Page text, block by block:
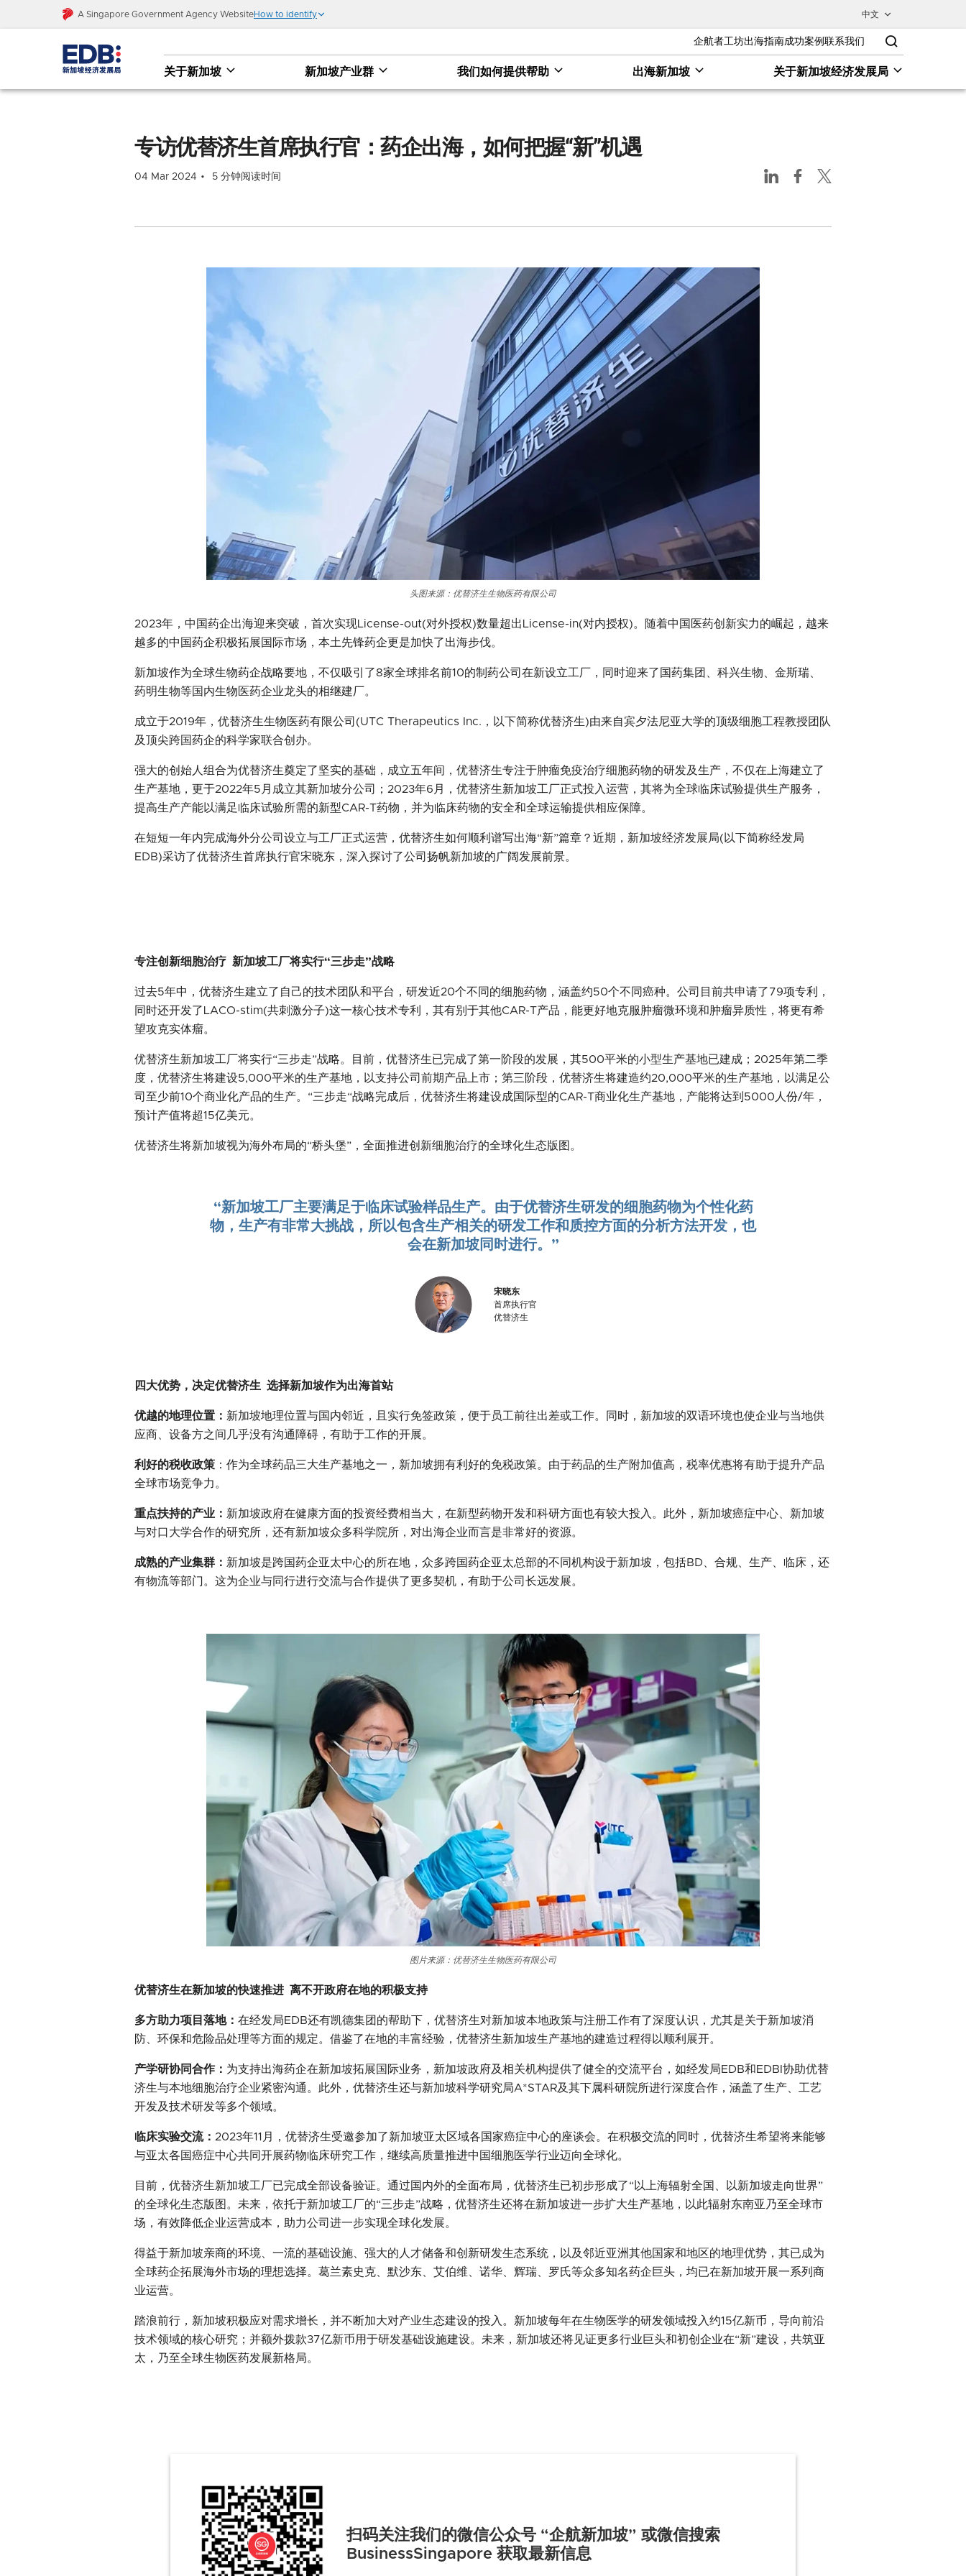
A Singapore Government Agency WebsiteHow to identify 中文
企航者工坊出海指南成功案例 联系我们
关于新加坡 新加坡产业群 我们如何提供帮助 出海新加坡 关于新加坡经济发展局
专访优替济生首席执行官：药企出海，如何把握“新”机遇
专访优替济生首席执行官：药企出海，如何把握“新”机遇
04 Mar 2024 5 分钟阅读时间
头图来源：优替济生生物医药有限公司
2023年，中国药企出海迎来突破，首次实现License-out(对外授权)数量超出License-in(对内授权)。随着中国医药创新实力的崛起，越来
越多的中国药企积极拓展国际市场，本土先锋药企更是加快了出海步伐。
新加坡作为全球生物药企战略要地，不仅吸引了8家全球排名前10的制药公司在新设立工厂，同时迎来了国药集团、科兴生物、金斯瑞、
药明生物等国内生物医药企业龙头的相继建厂。
成立于2019年，优替济生生物医药有限公司(UTC Therapeutics Inc.，以下简称优替济生)由来自宾夕法尼亚大学的顶级细胞工程教授团队
及顶尖跨国药企的科学家联合创办。
强大的创始人组合为优替济生奠定了坚实的基础，成立五年间，优替济生专注于肿瘤免疫治疗细胞药物的研发及生产，不仅在上海建立了
生产基地，更于2022年5月成立其新加坡分公司；2023年6月，优替济生新加坡工厂正式投入运营，其将为全球临床试验提供生产服务，
提高生产产能以满足临床试验所需的新型CAR-T药物，并为临床药物的安全和全球运输提供相应保障。
在短短一年内完成海外分公司设立与工厂正式运营，优替济生如何顺利谱写出海“新”篇章？近期，新加坡经济发展局(以下简称经发局
EDB)采访了优替济生首席执行官宋晓东，深入探讨了公司扬帆新加坡的广阔发展前景。
专注创新细胞治疗 新加坡工厂将实行“三步走”战略
过去5年中，优替济生建立了自己的技术团队和平台，研发近20个不同的细胞药物，涵盖约50个不同癌种。公司目前共申请了79项专利，
同时还开发了LACO-stim(共刺激分子)这一核心技术专利，其有别于其他CAR-T产品，能更好地克服肿瘤微环境和肿瘤异质性，将更有希
望攻克实体瘤。
优替济生新加坡工厂将实行“三步走”战略。目前，优替济生已完成了第一阶段的发展，其500平米的小型生产基地已建成；2025年第二季
度，优替济生将建设5,000平米的生产基地，以支持公司前期产品上市；第三阶段，优替济生将建造约20,000平米的生产基地，以满足公
司至少前10个商业化产品的生产。“三步走“战略完成后，优替济生将建设成国际型的CAR-T商业化生产基地，产能将达到5000人份/年，
预计产值将超15亿美元。
优替济生将新加坡视为海外布局的“桥头堡”，全面推进创新细胞治疗的全球化生态版图。
“新加坡工厂主要满足于临床试验样品生产。由于优替济生研发的细胞药物为个性化药
物，生产有非常大挑战，所以包含生产相关的研发工作和质控方面的分析方法开发，也
会在新加坡同时进行。”
宋晓东
首席执行官
优替济生
四大优势，决定优替济生 选择新加坡作为出海首站
优越的地理位置： 新加坡地理位置与国内邻近，且实行免签政策，便于员工前往出差或工作。同时，新加坡的双语环境也使企业与当地供
应商、设备方之间几乎没有沟通障碍，有助于工作的开展。
利好的税收政策 ：作为全球药品三大生产基地之一，新加坡拥有利好的免税政策。由于药品的生产附加值高，税率优惠将有助于提升产品
全球市场竞争力。
重点扶持的产业： 新加坡政府在健康方面的投资经费相当大，在新型药物开发和科研方面也有较大投入。此外，新加坡癌症中心、新加坡
与对口大学合作的研究所，还有新加坡众多科学院所，对出海企业而言是非常好的资源。
成熟的产业集群： 新加坡是跨国药企亚太中心的所在地，众多跨国药企亚太总部的不同机构设于新加坡，包括BD、合规、生产、临床，还
有物流等部门。这为企业与同行进行交流与合作提供了更多契机，有助于公司长远发展。
图片来源：优替济生生物医药有限公司
优替济生在新加坡的快速推进 离不开政府在地的积极支持
多方助力项目落地： 在经发局EDB还有凯德集团的帮助下，优替济生对新加坡本地政策与注册工作有了深度认识，尤其是关于新加坡消
防、环保和危险品处理等方面的规定。借鉴了在地的丰富经验，优替济生新加坡生产基地的建造过程得以顺利展开。
产学研协同合作： 为支持出海药企在新加坡拓展国际业务，新加坡政府及相关机构提供了健全的交流平台，如经发局EDB和EDBI协助优替
济生与本地细胞治疗企业紧密沟通。此外，优替济生还与新加坡科学研究局A*STAR及其下属科研院所进行深度合作，涵盖了生产、工艺
开发及技术研发等多个领域。
临床实验交流： 2023年11月，优替济生受邀参加了新加坡亚太区域各国家癌症中心的座谈会。在积极交流的同时，优替济生希望将来能够
与亚太各国癌症中心共同开展药物临床研究工作，继续高质量推进中国细胞医学行业迈向全球化。
目前，优替济生新加坡工厂已完成全部设备验证。通过国内外的全面布局，优替济生已初步形成了“以上海辐射全国、以新加坡走向世界”
的全球化生态版图。未来，依托于新加坡工厂的“三步走”战略，优替济生还将在新加坡进一步扩大生产基地，以此辐射东南亚乃至全球市
场，有效降低企业运营成本，助力公司进一步实现全球化发展。
得益于新加坡亲商的环境、一流的基础设施、强大的人才储备和创新研发生态系统，以及邻近亚洲其他国家和地区的地理优势，其已成为
全球药企拓展海外市场的理想选择。葛兰素史克、默沙东、艾伯维、诺华、辉瑞、罗氏等众多知名药企巨头，均已在新加坡开展一系列商
业运营。
踏浪前行，新加坡积极应对需求增长，并不断加大对产业生态建设的投入。新加坡每年在生物医学的研发领域投入约15亿新币，导向前沿
技术领域的核心研究；并额外拨款37亿新币用于研发基础设施建设。未来，新加坡还将见证更多行业巨头和初创企业在“新”建设，共筑亚
太，乃至全球生物医药发展新格局。
扫码关注我们的微信公众号 “企航新加坡” 或微信搜索
BusinessSingapore 获取最新信息